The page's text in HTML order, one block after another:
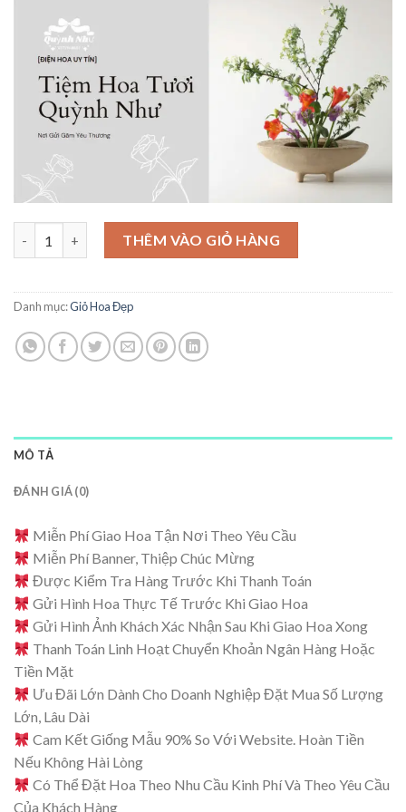
800,000₫.
Giỏ Hoa Tinh Tế - GH36 số lượng
THÊM VÀO GIỎ HÀNG
Danh mục:Giỏ Hoa Đẹp
MÔ TẢ
ĐÁNH GIÁ (0)
Miễn Phí Giao Hoa Tận Nơi Theo Yêu Cầu
Miễn Phí Banner, Thiệp Chúc Mừng
Được Kiểm Tra Hàng Trước Khi Thanh Toán
Gửi Hình Hoa Thực Tế Trước Khi Giao Hoa
Gửi Hình Ảnh Khách Xác Nhận Sau Khi Giao Hoa Xong
Thanh Toán Linh Hoạt Chuyển Khoản Ngân Hàng Hoặc
Tiền Mặt
Ưu Đãi Lớn Dành Cho Doanh Nghiệp Đặt Mua Số Lượng
Lớn, Lâu Dài
Cam Kết Giống Mẫu 90% So Với Website. Hoàn Tiền
Nếu Không Hài Lòng
Có Thể Đặt Hoa Theo Nhu Cầu Kinh Phí Và Theo Yêu Cầu
Của Khách Hàng